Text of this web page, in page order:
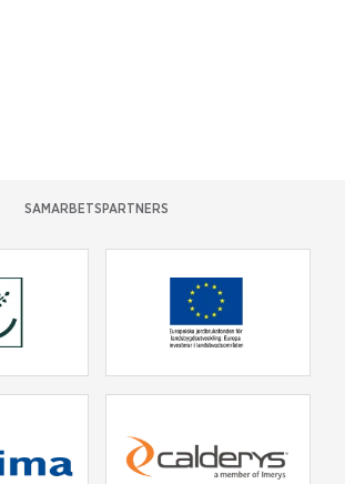
SAMARBETSPARTNERS